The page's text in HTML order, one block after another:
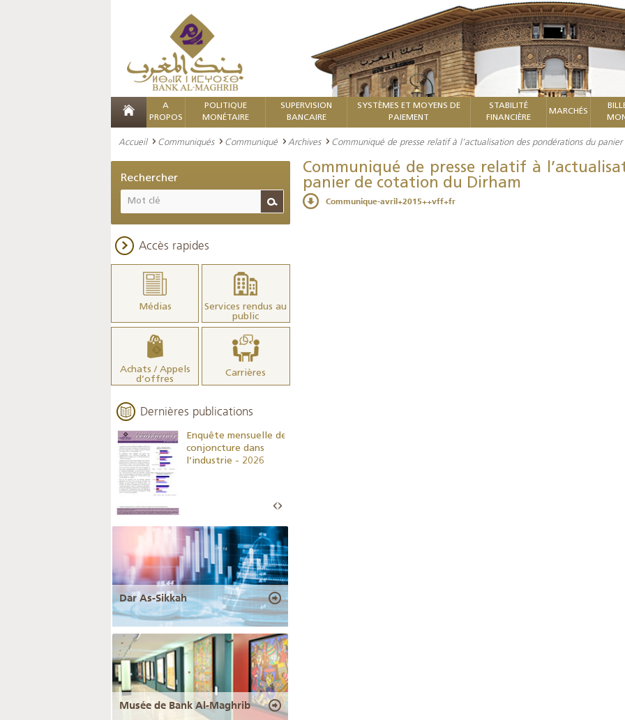
A
PROPOS
POLITIQUE
MONÉTAIRE
SUPERVISION
BANCAIRE
SYSTÈMES ET MOYENS DE
PAIEMENT
STABILITÉ
FINANCIÈRE
MARCHÉS
Accueil Communiqués Communiqué Archives Communiqué de presse relatif à l’actualisation des pondérations du
Communiqué de presse relatif à
panier de cotation du Dirham
Communique-avril+2015++vff+fr
Rechercher
Accès rapides
Médias
Services rendus au
public
Achats / Appels
d’offres
Carrières
Dernières publications
Enquête mensuelle de
conjoncture dans
l’industrie - 2026
Dar As-Sikkah
Musée de Bank Al-Maghrib